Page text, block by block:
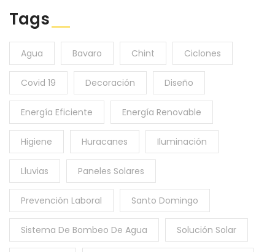
Tags
Agua Bavaro Chint Ciclones
Covid 19 Decoración Diseño
Energía Eficiente Energía Renovable
Higiene Huracanes Iluminación
Lluvias Paneles Solares
Prevención Laboral Santo Domingo
Sistema De Bombeo De Agua Solución Solar